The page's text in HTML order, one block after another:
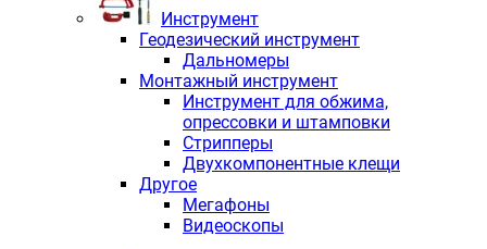
Инструмент
Геодезический инструмент
Дальномеры
Монтажный инструмент
Инструмент для обжима,
опрессовки и штамповки
Стрипперы
Двухкомпонентные клещи
Другое
Мегафоны
Видеоскопы